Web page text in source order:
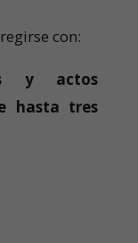
con:
y actos
hasta tres